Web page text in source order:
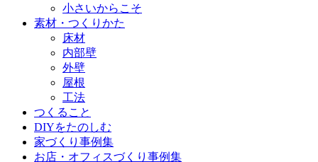
小さいからこそ
素材・つくりかた
床材
内部壁
外壁
屋根
工法
つくること
DIYをたのしむ
家づくり事例集
お店・オフィスづくり事例集